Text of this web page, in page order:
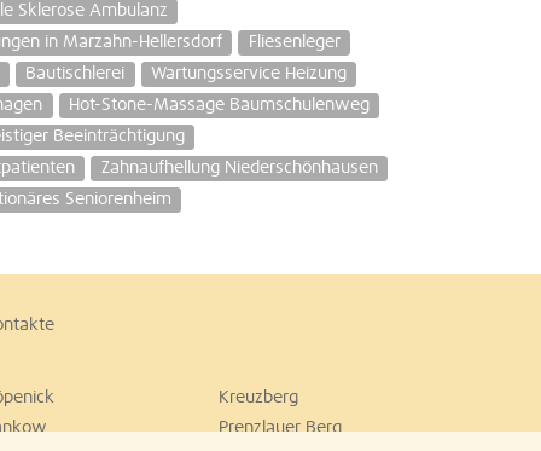
Sklerose Ambulanz
in Marzahn-Hellersdorf
Fliesenleger
Bautischlerei
Wartungsservice Heizung
Hot-Stone-Massage Baumschulenweg
Beeinträchtigung
Zahnaufhellung Niederschönhausen
Seniorenheim
Kreuzberg
Prenzlauer Berg